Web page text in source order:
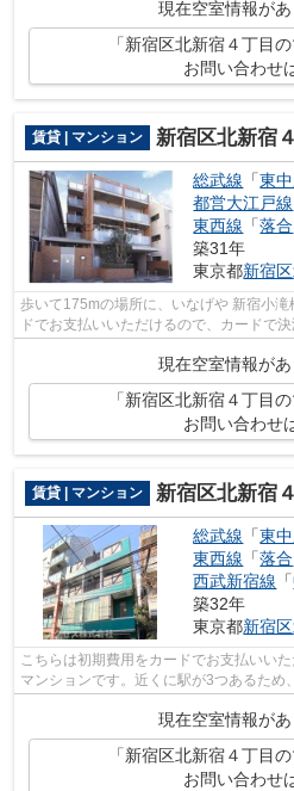
現在空室情報があ
「新宿区北新宿４丁目
お問い合わせ
賃貸 | マンション 新宿区北新宿
総武線 「東
都営大江戸線
東西線 「落合
築31年
東京都新宿区
歩いて175mの場所に、いなげや 新宿小
ドでお支払いいただけるので、カードで
現在空室情報があ
「新宿区北新宿４丁目
お問い合わせ
賃貸 | マンション 新宿区北新宿
総武線 「東
東西線 「落合
西武新宿線 「
築32年
東京都新宿区
こちらは初期費用をカードでお支払いい
マンションです。近くに駅が3つあるため
る物件です。できるだけ早めに不動産情...
現在空室情報があ
「新宿区北新宿４丁目
お問い合わせ